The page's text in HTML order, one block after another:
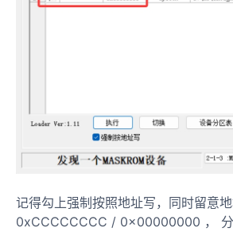
记得勾上强制按照地址写，同时留意
0xCCCCCCCC / 0x00000000 ，